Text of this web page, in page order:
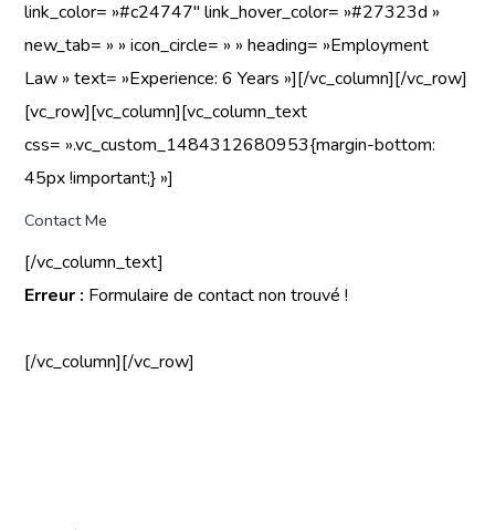
link_color= »#c24747″ link_hover_color= »#27323d »
new_tab= » » icon_circle= » » heading= »Employment
Law » text= »Experience: 6 Years »][/vc_column][/vc_row]
[vc_row][vc_column][vc_column_text
css= ».vc_custom_1484312680953{margin-bottom:
45px !important;} »]
Contact Me
[/vc_column_text]
Erreur : Formulaire de contact non trouvé !
[/vc_column][/vc_row]